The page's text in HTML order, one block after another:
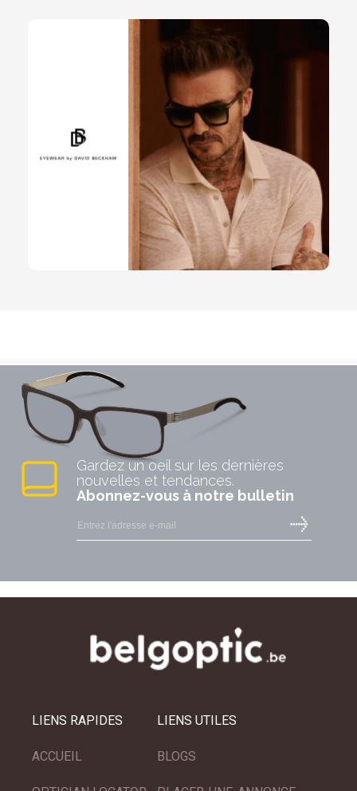
Gardez un oeil sur les dernières
nouvelles et tendances.
Abonnez-vous à notre bulletin
LIENS RAPIDES
ACCUEIL
LIENS UTILES
BLOGS